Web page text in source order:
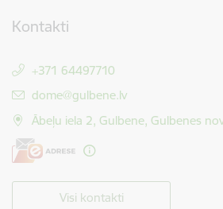
Kontakti
+371 64497710
E-pasts:
dome@gulbene.lv
Ābeļu iela 2, Gulbene, Gulbenes
Visi kontakti